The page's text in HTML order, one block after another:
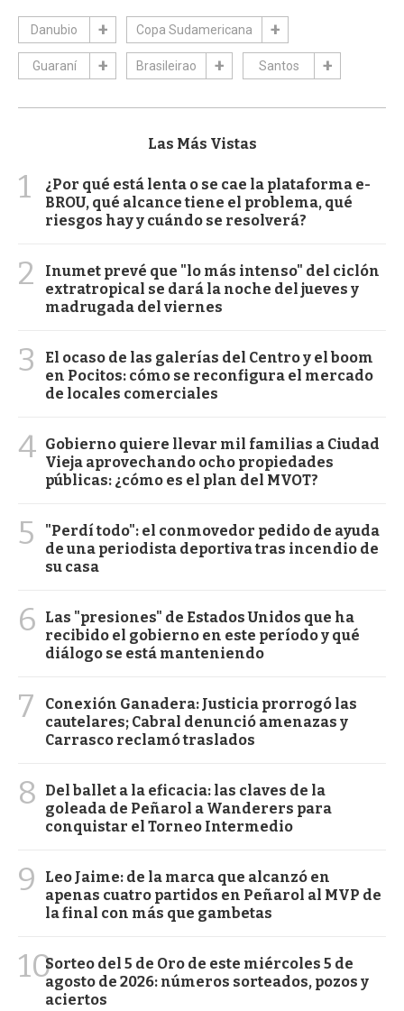
Danubio Copa Sudamericana
Guaraní Brasileirao Santos
Las Más Vistas
1
¿Por qué está lenta o se cae la plataforma e-
BROU, qué alcance tiene el problema, qué
riesgos hay y cuándo se resolverá?
2
Inumet prevé que "lo más intenso" del ciclón
extratropical se dará la noche del jueves y
madrugada del viernes
3
El ocaso de las galerías del Centro y el boom
en Pocitos: cómo se reconfigura el mercado
de locales comerciales
4 Gobierno quiere llevar mil familias a Ciudad
Vieja aprovechando ocho propiedades
públicas: ¿cómo es el plan del MVOT?
5
"Perdí todo": el conmovedor pedido de ayuda
de una periodista deportiva tras incendio de
su casa
6
Las "presiones" de Estados Unidos que ha
recibido el gobierno en este período y qué
diálogo se está manteniendo
7
Conexión Ganadera: Justicia prorrogó las
cautelares; Cabral denunció amenazas y
Carrasco reclamó traslados
8
Del ballet a la eficacia: las claves de la
goleada de Peñarol a Wanderers para
conquistar el Torneo Intermedio
9
Leo Jaime: de la marca que alcanzó en
apenas cuatro partidos en Peñarol al MVP de
la final con más que gambetas
10Sorteo del 5 de Oro de este miércoles 5 de
agosto de 2026: números sorteados, pozos y
aciertos